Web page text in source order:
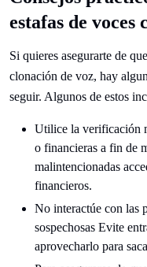
estafas de voces
Si quieres asegurarte de
clonación de voz, hay
seguir. Algunos de estos
Utilice la verificación
o financieras a fin de
malintencionadas
financieros.
No interactúe con las
sospechosas Evite
aprovecharlo para